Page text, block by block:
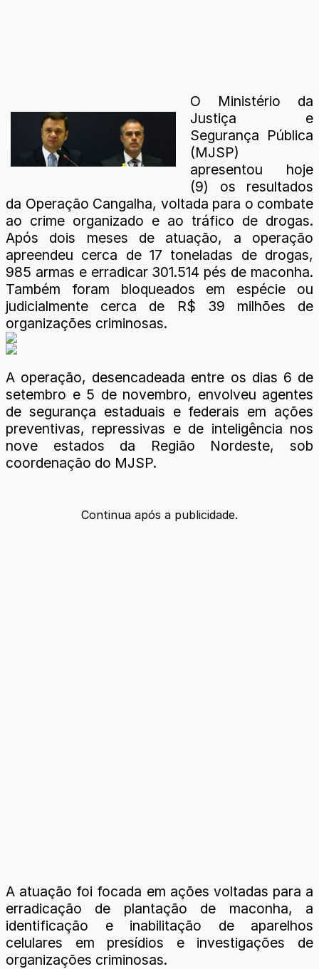
O Ministério da
Justiça e
Segurança Pública
(MJSP)
apresentou hoje
(9) os resultados
da Operação Cangalha, voltada para o combate
ao crime organizado e ao tráfico de drogas.
Após dois meses de atuação, a operação
apreendeu cerca de 17 toneladas de drogas,
985 armas e erradicar 301.514 pés de maconha.
Também foram bloqueados em espécie ou
judicialmente cerca de R$ 39 milhões de
organizações criminosas.
A operação, desencadeada entre os dias 6 de
setembro e 5 de novembro, envolveu agentes
de segurança estaduais e federais em ações
preventivas, repressivas e de inteligência nos
nove estados da Região Nordeste, sob
coordenação do MJSP.
Continua após a publicidade.
A atuação foi focada em ações voltadas para a
erradicação de plantação de maconha, a
identificação e inabilitação de aparelhos
celulares em presídios e investigações de
organizações criminosas.